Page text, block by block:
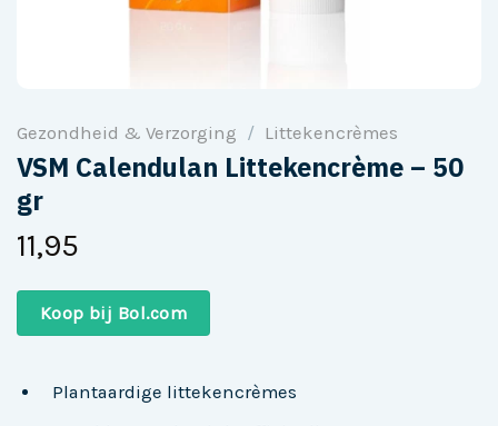
Gezondheid & Verzorging / Littekencrèmes
VSM Calendulan Littekencrème – 50
gr
11,95
Koop bij Bol.com
Plantaardige littekencrèmes